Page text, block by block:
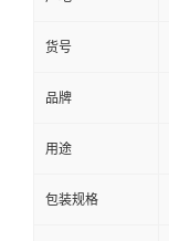
货号
品牌
用途
包装规格